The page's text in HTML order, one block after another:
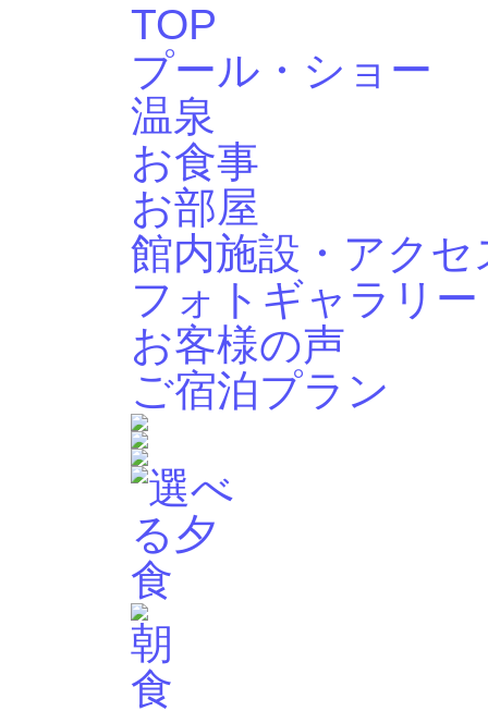
TOP
プール・ショー
温泉
お食事
お部屋
館内施設・アクセ
フォトギャラリー
お客様の声
ご宿泊プラン